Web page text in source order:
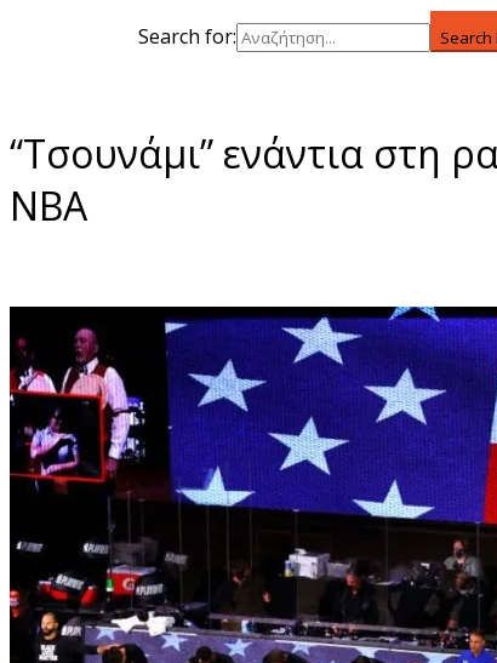
Search for: Search
“Τσουνάμι” ενάντια στη
NBA